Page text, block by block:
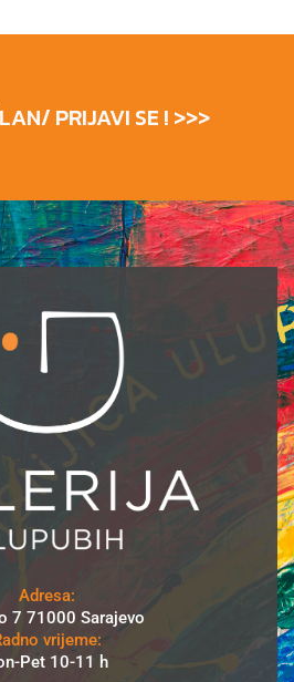
PRIJAVI SE ! >>>
Adresa:
7 71000 Sarajevo
vrijeme:
Pet 10-11 h